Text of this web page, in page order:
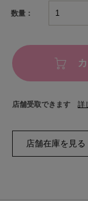
数量：
店舗受取できます 詳